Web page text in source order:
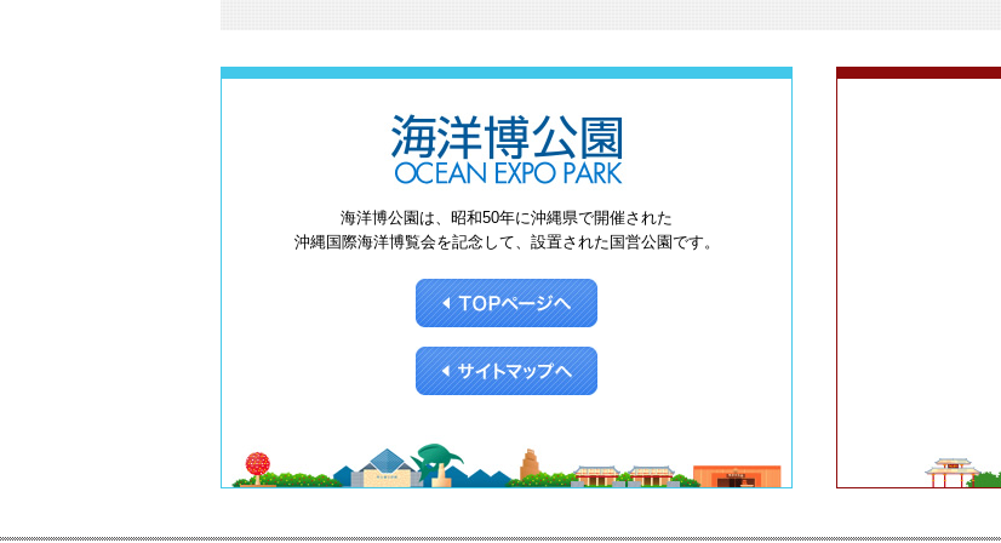
海洋博公園は、昭和50年に沖縄県で開催された
沖縄国際海洋博覧会を記念して、設置された国営公園です。